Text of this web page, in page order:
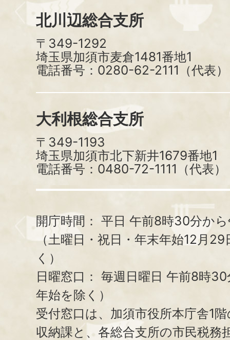
北川辺総合支所
〒349-1292
埼玉県加須市麦倉1481番地1
電話番号：0280-62-2111（代表）
大利根総合支所
〒349-1193
埼玉県加須市北下新井1679番地1
電話番号：0480-72-1111（代表）
開庁時間： 平日 午前8時30分か
（土曜日・祝日・年末年始12月
く）
日曜窓口： 毎週日曜日 午前8時
年始を除く）
受付窓口は、加須市役所本庁舎1
収納課と、 各総合支所の市民税務